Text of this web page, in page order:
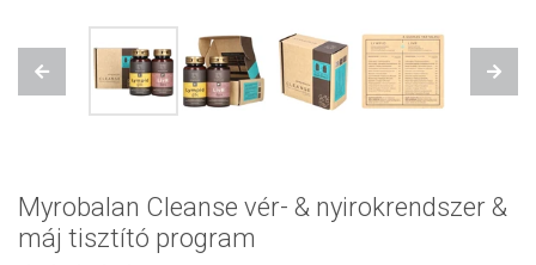
Previous Next
Myrobalan Cleanse vér- & nyirokrendszer &
máj tisztító program